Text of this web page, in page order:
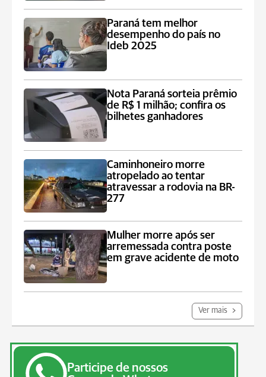
Paraná tem melhor
desempenho do país no
Ideb 2025
Nota Paraná sorteia prêmio
de R$ 1 milhão; confira os
bilhetes ganhadores
Caminhoneiro morre
atropelado ao tentar
atravessar a rodovia na BR-
277
Mulher morre após ser
arremessada contra poste
em grave acidente de moto
Ver mais
Participe de nossos